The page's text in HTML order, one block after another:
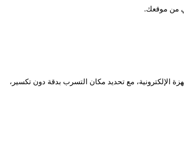
من موقعك.
مع تحديد مكان التسرب بدقة دون تكسير،